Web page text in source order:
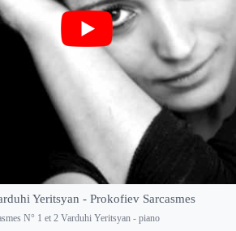
Yeritsyan - Prokofiev Sarcasmes
N° 1 et 2 Varduhi Yeritsyan - piano